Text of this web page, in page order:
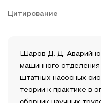
Цитирование
Шаров Д. Д.
машинного отделения
штатных насосных
теории к практике в